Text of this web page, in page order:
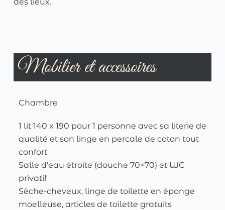
Mobilier et accessoires
Chambre
1 lit 140 x 190 pour 1 personne avec sa literie de
qualité et son linge en percale de coton tout
confort
Salle d’eau étroite (douche 70×70) et WC
privatif
Sèche-cheveux, linge de toilette en éponge
moelleuse, articles de toilette gratuits